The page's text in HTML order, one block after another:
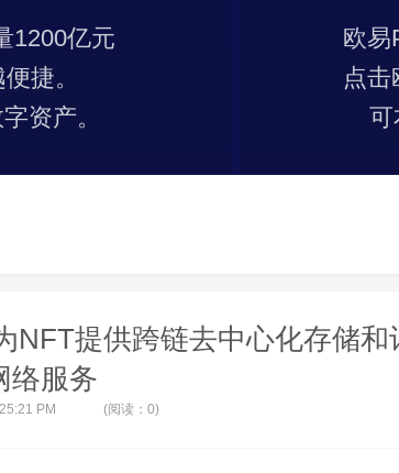
1200亿元
捷。
资产。
欧易
点击
可
NFT提供跨链去中心化存储和
络服务
PM (阅读：0)